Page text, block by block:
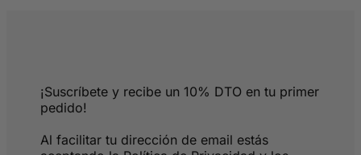
¡Suscríbete y recibe un 10% DTO en tu primer
pedido!
Al facilitar tu dirección de email estás